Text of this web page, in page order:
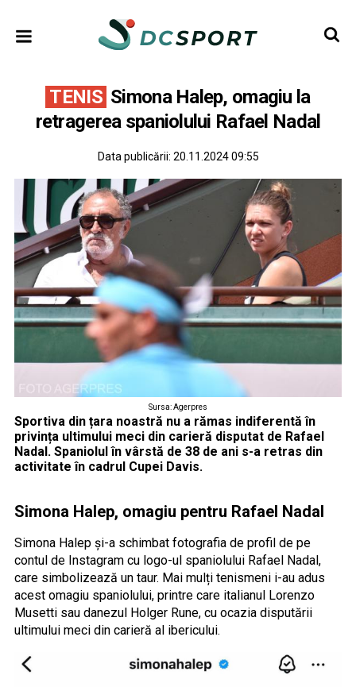
TENIS Simona Halep, omagiu la
retragerea spaniolului Rafael Nadal
Data publicării: 20.11.2024 09:55
Sursa: Agerpres
Sportiva din țara noastră nu a rămas indiferentă în
privința ultimului meci din carieră disputat de Rafael
Nadal. Spaniolul în vârstă de 38 de ani s-a retras din
activitate în cadrul Cupei Davis.
Simona Halep, omagiu pentru Rafael Nadal
Simona Halep și-a schimbat fotografia de profil de pe
contul de Instagram cu logo-ul spaniolului Rafael Nadal,
care simbolizează un taur. Mai mulți tenismeni i-au adus
acest omagiu spaniolului, printre care italianul Lorenzo
Musetti sau danezul Holger Rune, cu ocazia disputării
ultimului meci din carieră al ibericului.